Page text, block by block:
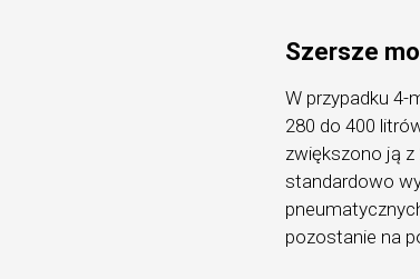
Szersze
W przypadku 4-
280 do 400
zwiększono ją z
standardowo
pozostanie na